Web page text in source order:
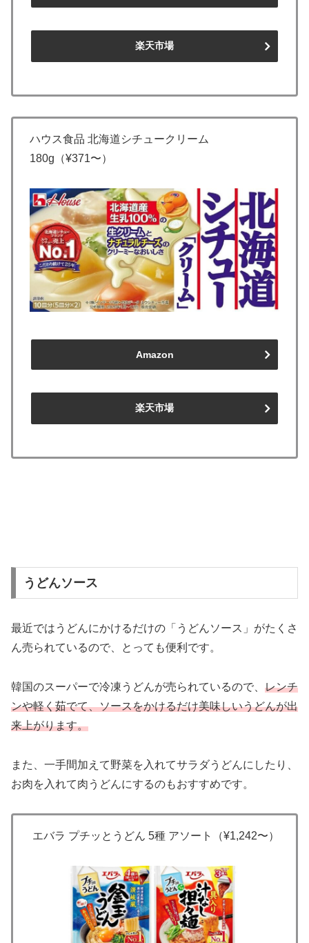
楽天市場
ハウス食品 北海道シチュークリーム
180g（¥371〜）
Amazon
楽天市場
うどんソース
最近ではうどんにかけるだけの「うどんソース」がたくさ
ん売られているので、とっても便利です。
韓国のスーパーで冷凍うどんが売られているので、 レンチ
ンや軽く茹でて、ソースをかけるだけ美味しいうどんが出
来上がります。
また、一手間加えて野菜を入れてサラダうどんにしたり、
お肉を入れて肉うどんにするのもおすすめです。
エバラ プチッとうどん 5種 アソート（¥1,242〜）